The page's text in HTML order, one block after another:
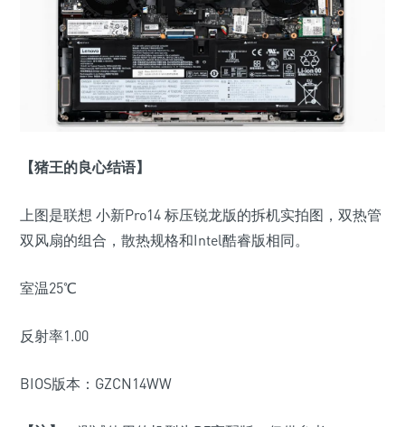
【猪王的良心结语】
上图是联想 小新Pro14 标压锐龙版的拆机实拍图，双热管
双风扇的组合，散热规格和Intel酷睿版相同。
室温25℃
反射率1.00
BIOS版本：GZCN14WW